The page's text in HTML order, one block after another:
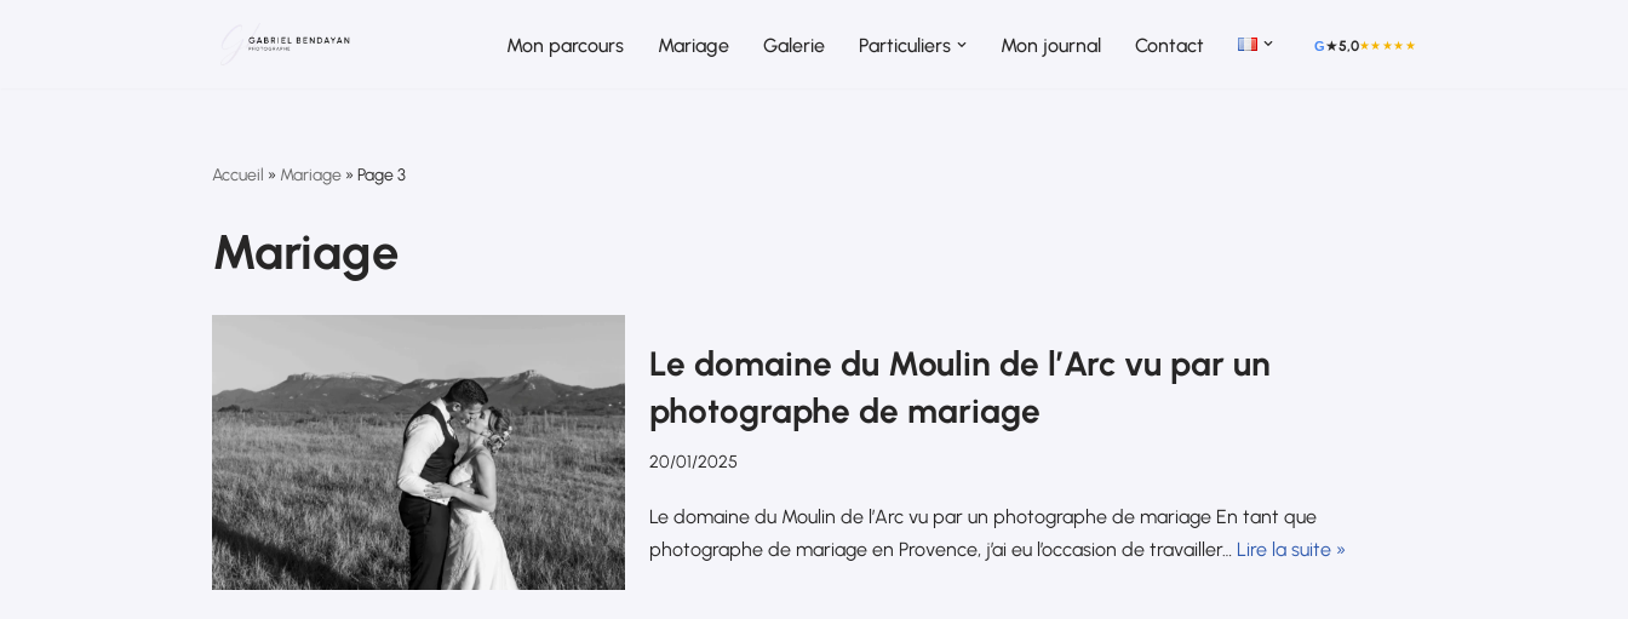
Mon parcours Mariage Galerie Particuliers Mon journal Contact G★5,0★★★★★
Accueil » Mariage » Page 3
Mariage
Le domaine du Moulin de l’Arc vu par un
photographe de mariage
20/01/2025
Le domaine du Moulin de l’Arc vu par un photographe de mariage En tant que
photographe de mariage en Provence, j’ai eu l’occasion de travailler… Lire la suite »